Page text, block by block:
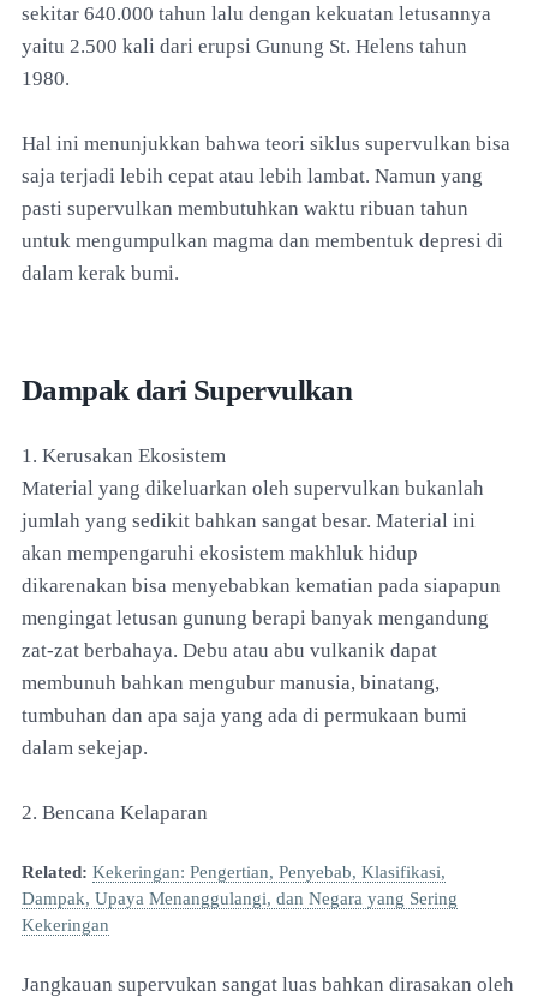
sekitar 640.000 tahun lalu dengan kekuatan letusannya
yaitu 2.500 kali dari erupsi Gunung St. Helens tahun
1980.
Hal ini menunjukkan bahwa teori siklus supervulkan bisa
saja terjadi lebih cepat atau lebih lambat. Namun yang
pasti supervulkan membutuhkan waktu ribuan tahun
untuk mengumpulkan magma dan membentuk depresi di
dalam kerak bumi.
Dampak dari Supervulkan
1. Kerusakan Ekosistem
Material yang dikeluarkan oleh supervulkan bukanlah
jumlah yang sedikit bahkan sangat besar. Material ini
akan mempengaruhi ekosistem makhluk hidup
dikarenakan bisa menyebabkan kematian pada siapapun
mengingat letusan gunung berapi banyak mengandung
zat-zat berbahaya. Debu atau abu vulkanik dapat
membunuh bahkan mengubur manusia, binatang,
tumbuhan dan apa saja yang ada di permukaan bumi
dalam sekejap.
2. Bencana Kelaparan
Related: Kekeringan: Pengertian, Penyebab, Klasifikasi,
Dampak, Upaya Menanggulangi, dan Negara yang Sering
Kekeringan
Jangkauan supervukan sangat luas bahkan dirasakan oleh